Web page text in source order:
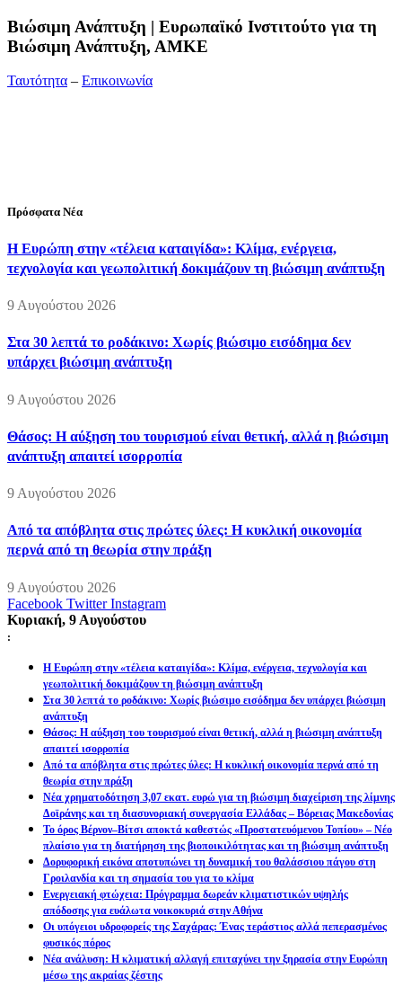
Bιώσιμη Ανάπτυξη | Ευρωπαϊκό Ινστιτούτο για τη
Βιώσιμη Ανάπτυξη, ΑΜΚΕ
Ταυτότητα – Επικοινωνία
Πρόσφατα Νέα
Η Ευρώπη στην «τέλεια καταιγίδα»: Κλίμα, ενέργεια,
τεχνολογία και γεωπολιτική δοκιμάζουν τη βιώσιμη ανάπτυξη
9 Αυγούστου 2026
Στα 30 λεπτά το ροδάκινο: Χωρίς βιώσιμο εισόδημα δεν
υπάρχει βιώσιμη ανάπτυξη
9 Αυγούστου 2026
Θάσος: Η αύξηση του τουρισμού είναι θετική, αλλά η βιώσιμη
ανάπτυξη απαιτεί ισορροπία
9 Αυγούστου 2026
Από τα απόβλητα στις πρώτες ύλες: Η κυκλική οικονομία
περνά από τη θεωρία στην πράξη
9 Αυγούστου 2026
Facebook Twitter Instagram
Κυριακή, 9 Αυγούστου
:
Η Ευρώπη στην «τέλεια καταιγίδα»: Κλίμα, ενέργεια, τεχνολογία και
γεωπολιτική δοκιμάζουν τη βιώσιμη ανάπτυξη
Στα 30 λεπτά το ροδάκινο: Χωρίς βιώσιμο εισόδημα δεν υπάρχει βιώσιμη
ανάπτυξη
Θάσος: Η αύξηση του τουρισμού είναι θετική, αλλά η βιώσιμη ανάπτυξη
απαιτεί ισορροπία
Από τα απόβλητα στις πρώτες ύλες: Η κυκλική οικονομία περνά από τη
θεωρία στην πράξη
Νέα χρηματοδότηση 3,07 εκατ. ευρώ για τη βιώσιμη διαχείριση της λίμνης
Δοϊράνης και τη διασυνοριακή συνεργασία Ελλάδας – Βόρειας Μακεδονίας
Το όρος Βέρνον–Βίτσι αποκτά καθεστώς «Προστατευόμενου Τοπίου» – Νέο
πλαίσιο για τη διατήρηση της βιοποικιλότητας και τη βιώσιμη ανάπτυξη
Δορυφορική εικόνα αποτυπώνει τη δυναμική του θαλάσσιου πάγου στη
Γροιλανδία και τη σημασία του για το κλίμα
Ενεργειακή φτώχεια: Πρόγραμμα δωρεάν κλιματιστικών υψηλής
απόδοσης για ευάλωτα νοικοκυριά στην Αθήνα
Οι υπόγειοι υδροφορείς της Σαχάρας: Ένας τεράστιος αλλά πεπερασμένος
φυσικός πόρος
Νέα ανάλυση: Η κλιματική αλλαγή επιταχύνει την ξηρασία στην Ευρώπη
μέσω της ακραίας ζέστης